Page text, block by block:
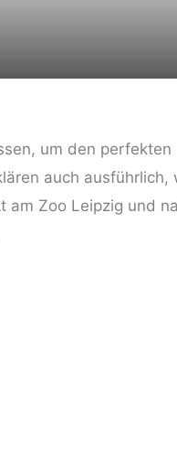
um den perfekten
auch ausführlich,
am Zoo Leipzig und